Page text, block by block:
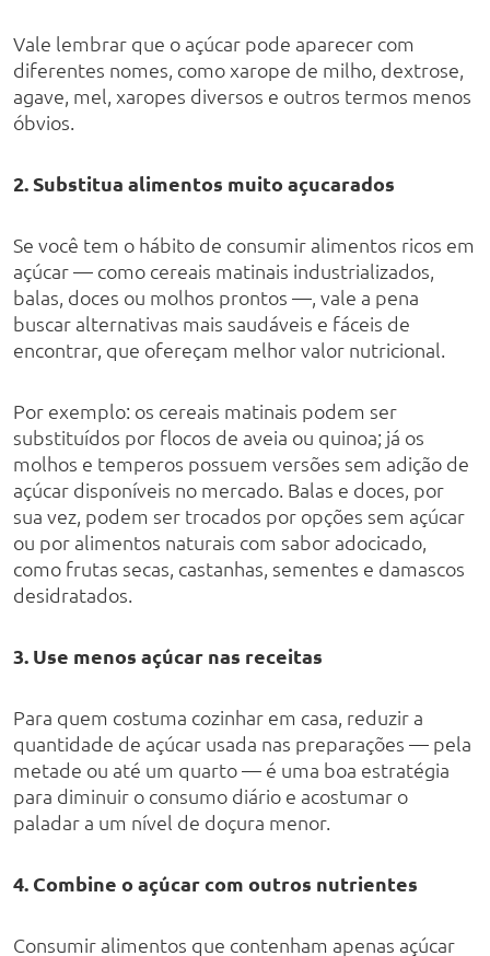
Vale lembrar que o açúcar pode aparecer com
diferentes nomes, como xarope de milho, dextrose,
agave, mel, xaropes diversos e outros termos menos
óbvios.
2. Substitua alimentos muito açucarados
Se você tem o hábito de consumir alimentos ricos em
açúcar — como cereais matinais industrializados,
balas, doces ou molhos prontos —, vale a pena
buscar alternativas mais saudáveis e fáceis de
encontrar, que ofereçam melhor valor nutricional.
Por exemplo: os cereais matinais podem ser
substituídos por flocos de aveia ou quinoa; já os
molhos e temperos possuem versões sem adição de
açúcar disponíveis no mercado. Balas e doces, por
sua vez, podem ser trocados por opções sem açúcar
ou por alimentos naturais com sabor adocicado,
como frutas secas, castanhas, sementes e damascos
desidratados.
3. Use menos açúcar nas receitas
Para quem costuma cozinhar em casa, reduzir a
quantidade de açúcar usada nas preparações — pela
metade ou até um quarto — é uma boa estratégia
para diminuir o consumo diário e acostumar o
paladar a um nível de doçura menor.
4. Combine o açúcar com outros nutrientes
Consumir alimentos que contenham apenas açúcar